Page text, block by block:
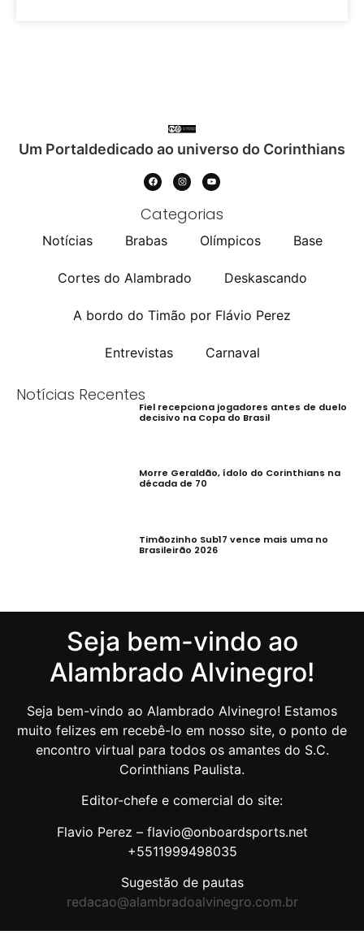
Um Portaldedicado ao universo do Corinthians
Categorias
Notícias Brabas Olímpicos Base
Cortes do Alambrado Deskascando
A bordo do Timão por Flávio Perez
Entrevistas Carnaval
Notícias Recentes
Fiel recepciona jogadores antes de duelo
decisivo na Copa do Brasil
Morre Geraldão, ídolo do Corinthians na
década de 70
Timãozinho Sub17 vence mais uma no
Brasileirão 2026
Seja bem-vindo ao
Alambrado Alvinegro!
Seja bem-vindo ao Alambrado Alvinegro! Estamos
muito felizes em recebê-lo em nosso site, o ponto de
encontro virtual para todos os amantes do S.C.
Corinthians Paulista.
Editor-chefe e comercial do site:
Flavio Perez – flavio@onboardsports.net
+5511999498035
Sugestão de pautas
redacao@alambradoalvinegro.com.br